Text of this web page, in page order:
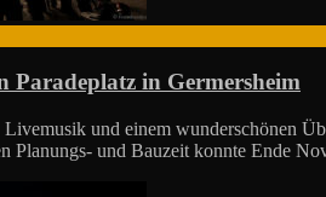
Paradeplatz in Germersheim
und einem wunderschönen
Planungs- und Bauzeit konnte Ende